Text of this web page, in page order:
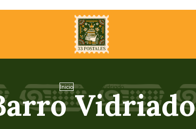
Inicio > Barro Vidriado
Vidriado